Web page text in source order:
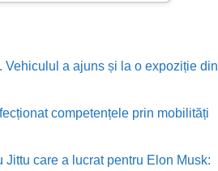
a ajuns și la o expoziție din
competențele prin mobilități
care a lucrat pentru Elon Musk: